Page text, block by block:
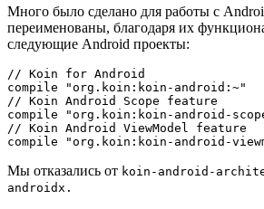
Много было сделано для работы с
переименованы, благодаря их
следующие Android проекты:
// Koin for Android
compile "org.koin:koin-android:~"
// Koin Android Scope feature
compile "org.koin:koin-android-
// Koin Android ViewModel feature
compile "org.koin:koin-android-
Мы отказались от koin-android-
androidx.